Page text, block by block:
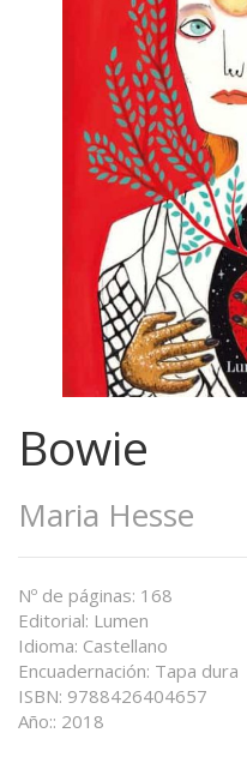
Bowie
Maria Hesse
Nº de páginas: 168
Editorial: Lumen
Idioma: Castellano
Encuadernación: Tapa dura
ISBN: 9788426404657
Año:: 2018